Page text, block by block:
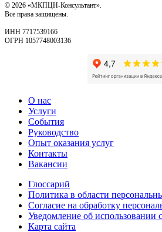
© 2026 «МКПЦН-Консультант».
Все права защищены.
ИНН 7717539166
ОГРН 1057748003136
О нас
Услуги
События
Руководство
Опыт оказания услуг
Контакты
Вакансии
Глоссарий
Политика в области
Согласие на обработку
Уведомление об использовании
Карта сайта